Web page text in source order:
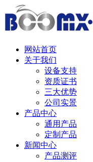
网站首页
关于我们
设备支持
资质证书
三大优势
公司实景
产品中心
通用产品
定制产品
新闻中心
产品测评